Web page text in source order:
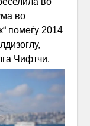
во
помеѓу 2014
Чифтчи.